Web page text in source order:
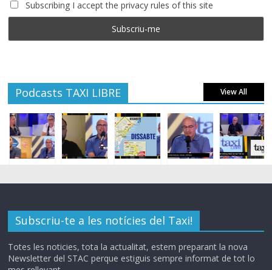
Subscribing I accept the privacy rules of this site
Podcasts TAXI LIBRE View All
Subscriu-te a les notícies del Taxi!
Totes les noticies, tota la actualitat, estem preparant la nova
Newsletter del STAC perque estiguis sempre informat de tot lo